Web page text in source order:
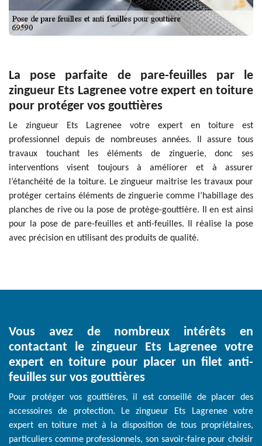
La pose parfaite de pare-feuilles par le
zingueur Ets Lagrenee votre expert en toiture
pour protéger vos gouttières
Le zingueur Ets Lagrenee votre expert en toiture est
professionnel depuis de nombreuses années. Il assure tous
travaux touchant les éléments de zinguerie, donc ses
interventions visent toujours à améliorer et à assurer
l’étanchéité de la toiture. Le zingueur maitrise les travaux pour
protéger certains éléments de zinguerie comme l’habillage des
planches de rive ou la pose de protège-gouttière. Il en est ainsi
pour la pose de pare-feuilles et anti-feuilles. Il réalise la pose
avec précision en utilisant des produits de qualité.
Vous avez de nombreux intérêts en
contactant le zingueur Ets Lagrenee votre
expert en toiture pour placer un filet anti-
feuilles sur vos gouttières
Pour protéger vos gouttières, il est conseillé de placer des
accessoires de protection. Le zingueur Ets Lagrenee votre
expert en toiture met à la disposition de tous propriétaires,
particuliers comme professionnels, son savoir-faire pour choisir